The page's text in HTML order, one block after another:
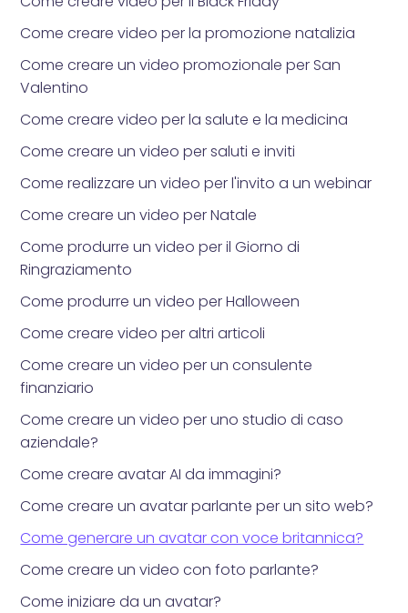
Come creare video per la promozione natalizia
Come creare un video promozionale per San
Valentino
Come creare video per la salute e la medicina
Come creare un video per saluti e inviti
Come realizzare un video per l'invito a un webinar
Come creare un video per Natale
Come produrre un video per il Giorno di
Ringraziamento
Come produrre un video per Halloween
Come creare video per altri articoli
Come creare un video per un consulente
finanziario
Come creare un video per uno studio di caso
aziendale?
Come creare avatar AI da immagini?
Come creare un avatar parlante per un sito web?
Come generare un avatar con voce britannica?
Come creare un video con foto parlante?
Come iniziare da un avatar?